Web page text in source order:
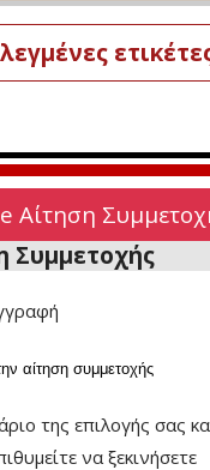
Αίτηση
Συμμετοχής
αίτηση συμμετοχής
της επιλογής σας
να ξεκινήσετε